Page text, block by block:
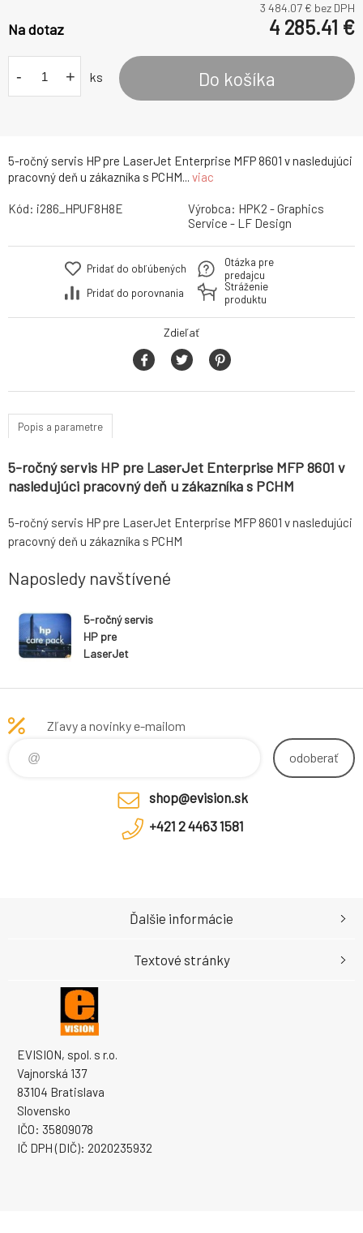
5-ročný servis HP pre LaserJet Enterprise MFP 8601 v nasledujúci
pracovný deň u zákazníka s PCHM... viac
3 484.07 € bez DPH
Na dotaz 4 285.41 €
- + ks Do košíka
Kód: i286_HPUF8H8E Výrobca: HPK2 - Graphics
Service - LF Design
Pridať do obľúbených
Pridať do porovnania
Otázka pre
predajcu
Stráženie
produktu
Zdieľať
Popis a parametre
5-ročný servis HP pre LaserJet Enterprise MFP 8601 v
nasledujúci pracovný deň u zákazníka s PCHM
5-ročný servis HP pre LaserJet Enterprise MFP 8601 v nasledujúci
pracovný deň u zákazníka s PCHM
Naposledy navštívené
5-ročný servis
HP pre
LaserJet
8601 v
pracovný deň u
Zľavy a novinky e-mailom
odoberať
shop@evision.sk
+421 2 4463 1581
EVISION, spol. s r.o.
Vajnorská 137
83104 Bratislava
Slovensko
IČO: 35809078
IČ DPH (DIČ): 2020235932
Ďalšie informácie
Textové stránky